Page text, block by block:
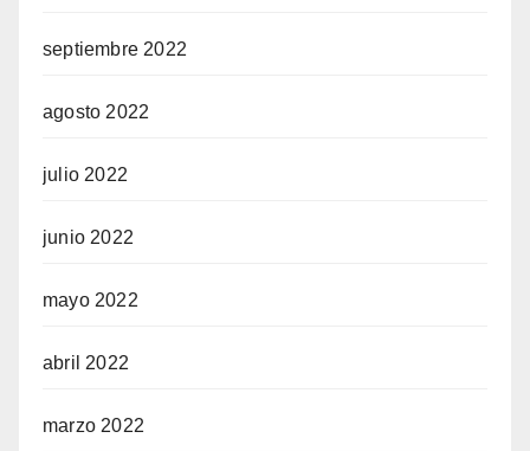
septiembre 2022
agosto 2022
julio 2022
junio 2022
mayo 2022
abril 2022
marzo 2022